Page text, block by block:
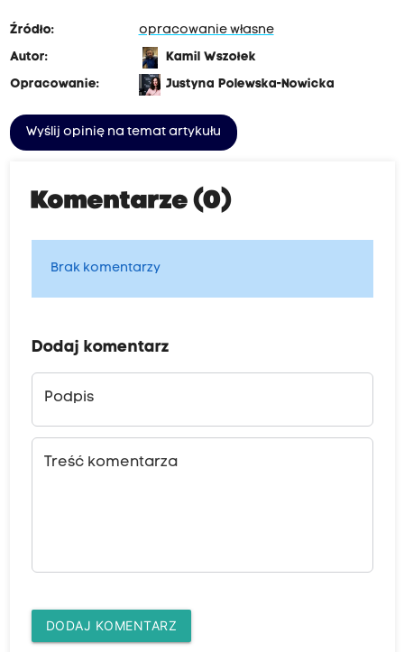
Źródło:
opracowanie własne
Autor:
Kamil Wszołek
Opracowanie:
Justyna Polewska-Nowicka
Wyślij opinię na temat artykułu
Komentarze (0)
Brak komentarzy
Dodaj komentarz
Podpis
Treść komentarza
DODAJ KOMENTARZ